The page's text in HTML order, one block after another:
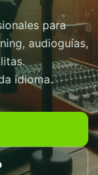
para
audioguías,
idioma.